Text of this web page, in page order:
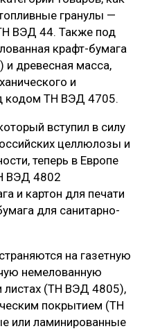
гранулы —
ВЭД 44. Также под
крафт-бумага
древесная масса,
и
кодом ТН ВЭД 4705.
вступил в силу
целлюлозы и
теперь в Европе
ВЭД 4802
и картон для печати
для санитарно-
на газетную
немелованную
листах (ТН ВЭД 4805),
покрытием (ТН
или ламинированные